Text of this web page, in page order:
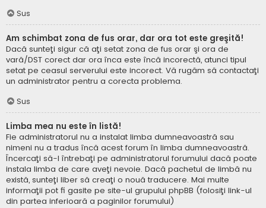
Sus
Am schimbat zona de fus orar, dar ora tot este greşită!
Dacă sunteţi sigur că aţi setat zona de fus orar şi ora de
vară/DST corect dar ora înca este încă incorectă, atunci tipul
setat pe ceasul serverului este incorect. Vă rugăm să contactaţi
un administrator pentru a corecta problema.
Sus
Limba mea nu este în listă!
Fie administratorul nu a instalat limba dumneavoastră sau
nimeni nu a tradus încă acest forum în limba dumneavoastră.
Încercaţi să-l întrebaţi pe administratorul forumului dacă poate
instala limba de care aveţi nevoie. Dacă pachetul de limbă nu
există, sunteţi liber să creaţi o nouă traducere. Mai multe
informaţii pot fi gasite pe site-ul grupului phpBB (folosiţi link-ul
din partea inferioară a paginilor forumului)